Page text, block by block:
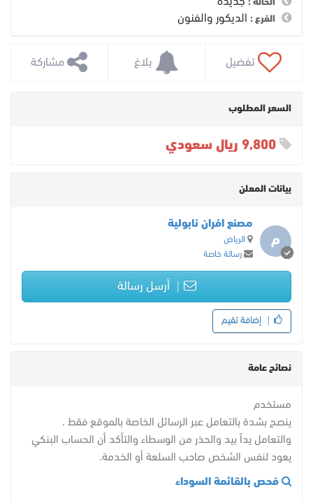
الحالة :
الفرع : الديكور والفنون
تفضيل مشاركة
السعر المطلوب
بيانات المعلن
م
مصنع افران نابولية
الرياض
رسالة خاصة
أرسل رسالة
إضافة تقيم
نصائح عامة
مستخدم
ينصح بشدة بالتعامل عبر الرسائل الخاصة بالموقع فقط .
والتعامل يداً بيد والحذر من الوسطاء والتأكد أن الحساب البنكي
يعود لنفس الشخص صاحب السلعة أو الخدمة.
فحص بالقائمة السوداء